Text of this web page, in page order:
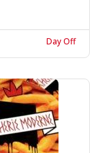
Day Off